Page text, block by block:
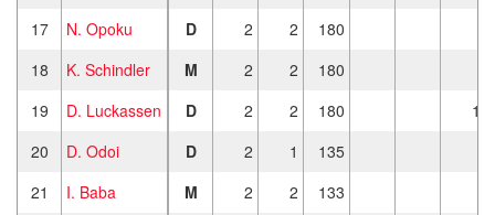
17
N. Opoku D 2 2
180
18
K. Schindler M 2 2
180
19
D. Luckassen D 2 2 180
1
20
D. Odoi D 2 1
135
21
I. Baba M 2 2
133